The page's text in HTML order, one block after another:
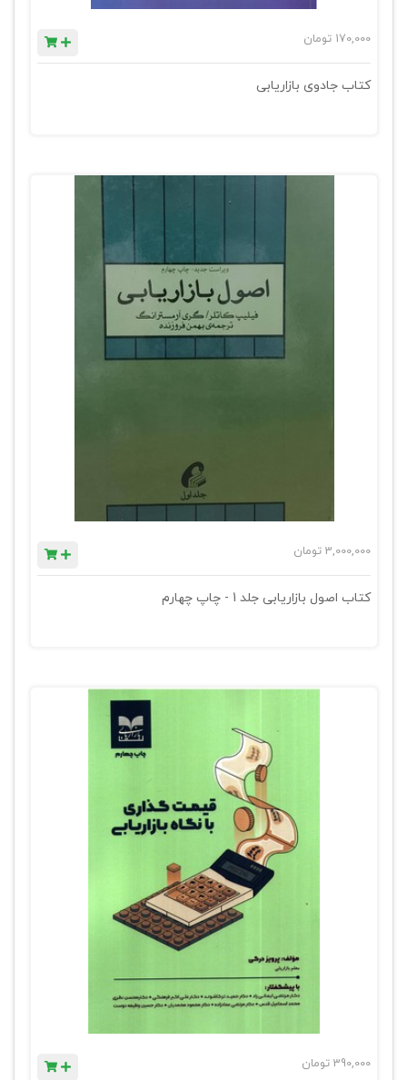
170,000 تومان
کتاب جادوی بازاریابی
3,000,000 تومان
کتاب اصول بازاریابی جلد 1 - چاپ چهارم
390,000 تومان